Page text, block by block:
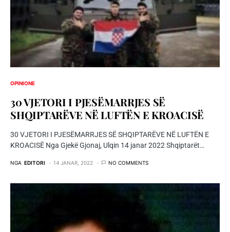
OPINIONE
30 VJETORI I PJESËMARRJES SË
SHQIPTARËVE NË LUFTËN E KROACISË
30 VJETORI I PJESËMARRJES SË SHQIPTARËVE NË LUFTËN E
KROACISË Nga Gjekë Gjonaj, Ulqin 14 janar 2022 Shqiptarët…
NGA EDITORI 14 JANAR, 2022 NO COMMENTS